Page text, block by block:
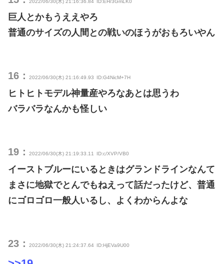
2022/06/30(木) 21:16:36.84 ID:EH/3GmLK0
巨人とかもうええやろ
普通のサイズの人間との戦いのほうがおもろいやん
16： 2022/06/30(木) 21:16:49.93 ID:G4NicM+7H
ヒトヒトモデル神量産やろなあとは思うわ
バラバラなんかも怪しい
19： 2022/06/30(木) 21:19:33.11 ID:c/XVP/VB0
イーストブルーにいるときはグランドラインなんて
まさに地獄でとんでもねえって話だったけど、普通
にゴロゴロ一般人いるし、よくわからんよな
23： 2022/06/30(木) 21:24:37.64 ID:HjEVa9U00